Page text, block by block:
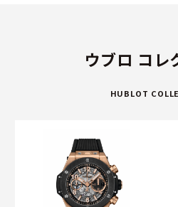
ウブロ コレ
HUBLOT